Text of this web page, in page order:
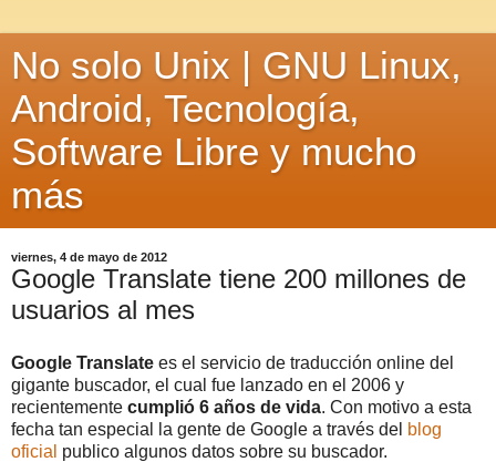
No solo Unix | GNU Linux,
Android, Tecnología,
Software Libre y mucho
más
viernes, 4 de mayo de 2012
Google Translate tiene 200 millones de
usuarios al mes
Google Translate es el servicio de traducción online del
gigante buscador, el cual fue lanzado en el 2006 y
recientemente cumplió 6 años de vida. Con motivo a esta
fecha tan especial la gente de Google a través del blog
oficial publico algunos datos sobre su buscador.